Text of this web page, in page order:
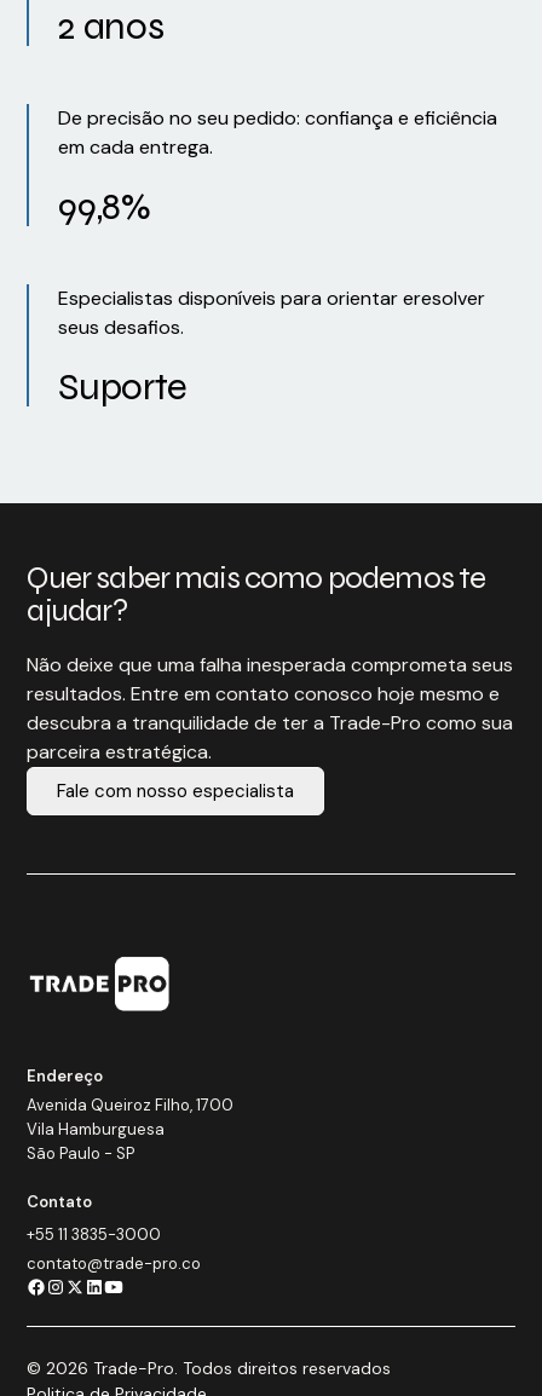
2 anos
De precisão no seu pedido: confiança e eficiência
em cada entrega.
99,8%
Especialistas disponíveis para orientar eresolver
seus desafios.
Suporte
Quer saber mais como podemos te
ajudar?
Não deixe que uma falha inesperada comprometa seus
resultados. Entre em contato conosco hoje mesmo e
descubra a tranquilidade de ter a Trade-Pro como sua
parceira estratégica.
Fale com nosso especialista
Endereço
Avenida Queiroz Filho, 1700
Vila Hamburguesa
São Paulo - SP
Contato
+55 11 3835-3000
contato@trade-pro.co
© 2026 Trade-Pro. Todos direitos reservados